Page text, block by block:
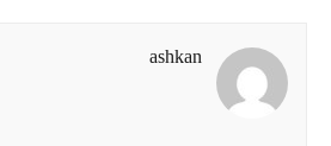
ashkan